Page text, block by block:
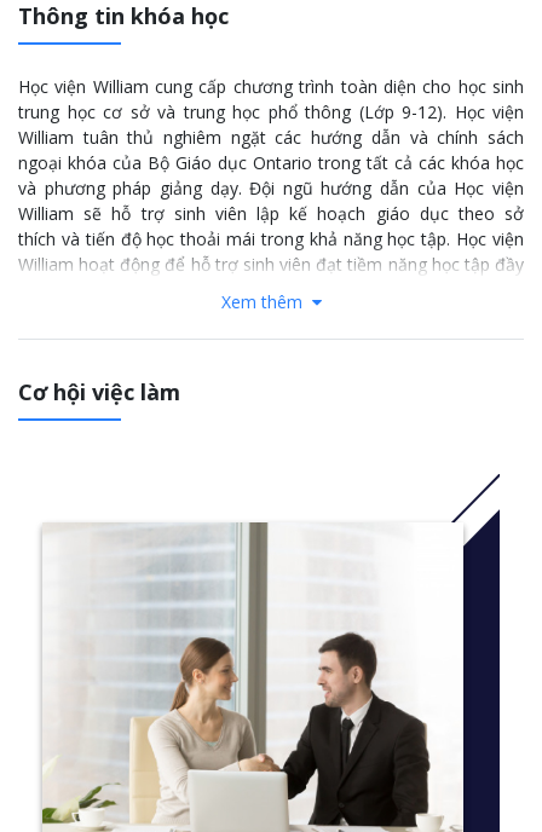
Thông tin khóa học
Học viện William cung cấp chương trình toàn diện cho học sinh
trung học cơ sở và trung học phổ thông (Lớp 9-12). Học viện
William tuân thủ nghiêm ngặt các hướng dẫn và chính sách
ngoại khóa của Bộ Giáo dục Ontario trong tất cả các khóa học
và phương pháp giảng dạy. Đội ngũ hướng dẫn của Học viện
William sẽ hỗ trợ sinh viên lập kế hoạch giáo dục theo sở
thích và tiến độ học thoải mái trong khả năng học tập. Học viện
William hoạt động để hỗ trợ sinh viên đạt tiềm năng học tập đầy
Thông tin thêm:Clickhere
Xem thêm
Cơ hội việc làm